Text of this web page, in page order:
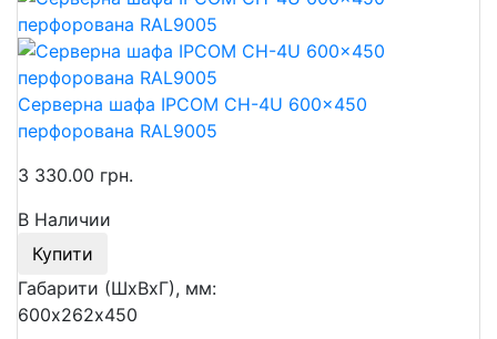
Серверна шафа IPCOM CH-4U 600x450
перфорована RAL9005
3 330.00 грн.
В Наличии
Купити
Габарити (ШхВхГ), мм:
600х262х450